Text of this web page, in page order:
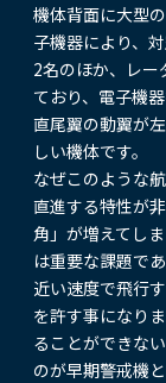
機体背面に大型
子機器により、
2名のほか、レー
ており、電子機
直尾翼の動翼が
しい機体です。
なぜこのような
直進する特性が
角」が増えてし
は重要な課題で
近い速度で飛行
を許す事になり
ることができな
のが早期警戒機